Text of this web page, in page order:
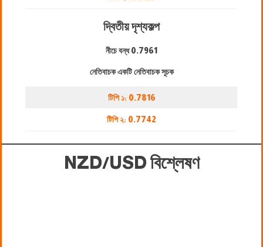
দ্বিতীয় দৃশ্যকল্প
নীচে বন্ধ0.7961
নেতিবাচক একটি নেতিবাচক সূচক
টিপি ১: 0.7816
টিপি ২: 0.7742
NZD/USD বিশ্লেষণ